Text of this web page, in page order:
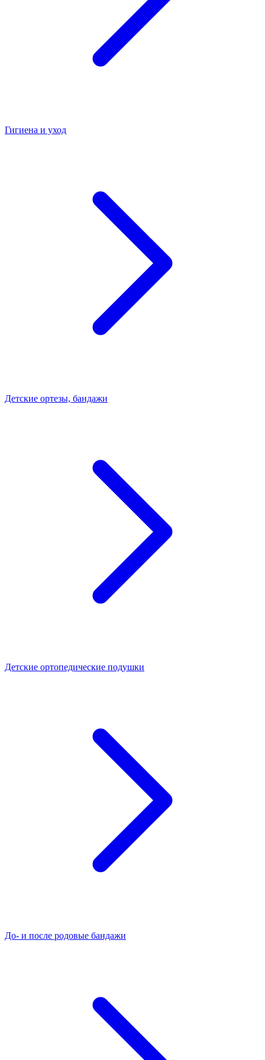
Гигиена и уход
Детские ортезы, бандажи
Детские ортопедические подушки
До- и после родовые бандажи